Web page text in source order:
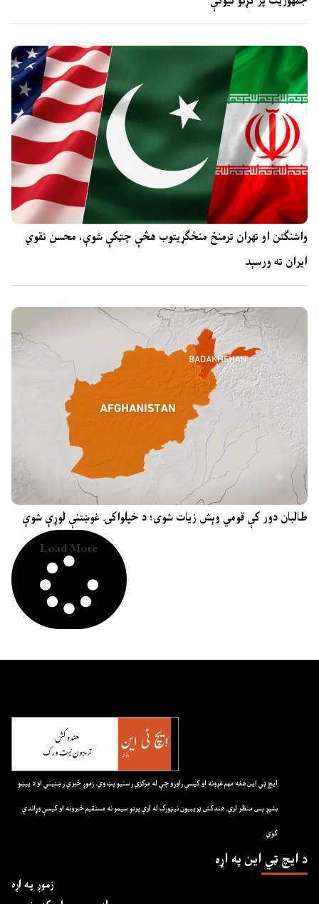
واشنگٹن او تهران ترمنځ منځګړیتوب هڅې چټکې شوې، محسن نقوي
ایران ته ورسېد
طالبان دور کې قومي وېش زیات شوی؛ د خپلواکۍ غوښتنې لوړې شوې
Load More
ايچ ټي اين هغه مهم غږونه او کيسې راوړو چې له مرکزي رسنيو پټ وي. زموږ خبري رښتيني او د پېښو
بشپړ پس منظر لري. هندکُش ټريبيون نيټورک له لرې پرتو سيمو نه مستقيم خبرونه او کيسې وړاندې
کوي
د ايچ ټي اين په اړه
زموږ په اړه